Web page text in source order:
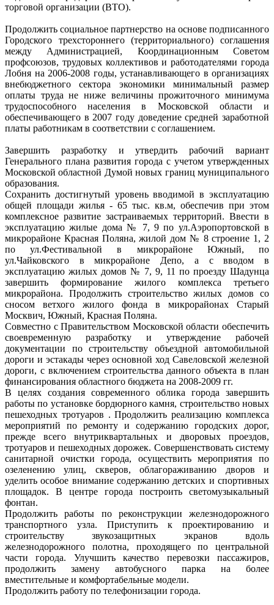
торговой организации (ВТО).
Продолжить социальное партнерство на основе подписанного
Городского трехстороннего (территориального) соглашения
между Администрацией, Координационным Советом
профсоюзов, трудовых коллективов и работодателями города
Лобня на 2006-2008 годы, устанавливающего в организациях
внебюджетного сектора экономики минимальный размер
оплаты труда не ниже величины прожиточного минимума
трудоспособного населения в Московской области и
обеспечивающего в 2007 году доведение средней заработной
платы работникам в соответствии с соглашением.
Завершить разработку и утвердить рабочий вариант
Генерального плана развития города с учетом утвержденных
Московской областной Думой новых границ муниципального
образования.
Сохранить достигнутый уровень вводимой в эксплуатацию
общей площади жилья - 65 тыс. кв.м, обеспечив при этом
комплексное развитие застраиваемых территорий. Ввести в
эксплуатацию жилые дома № 7, 9 по ул.Аэропортовской в
микрорайоне Красная Поляна, жилой дом № 8 строение 1, 2
по ул.Фестивальной в микрорайоне Южный, по
ул.Чайковского в микрорайоне Депо, а с вводом в
эксплуатацию жилых домов № 7, 9, 11 по проезду Шадунца
завершить формирование жилого комплекса третьего
микрорайона. Продолжить строительство жилых домов со
сносом ветхого жилого фонда в микрорайонах Старый
Москвич, Южный, Красная Поляна.
Совместно с Правительством Московской области обеспечить
своевременную разработку и утверждение рабочей
документации по строительству объездной автомобильной
дороги и эстакады через основной ход Савеловской железной
дороги, с включением строительства данного объекта в план
финансирования областного бюджета на 2008-2009 гг.
В целях создания современного облика города завершить
работы по установке бордюрного камня, строительство новых
пешеходных тротуаров . Продолжить реализацию комплекса
мероприятий по ремонту и содержанию городских дорог,
прежде всего внутриквартальных и дворовых проездов,
тротуаров и пешеходных дорожек. Совершенствовать систему
санитарной очистки города, осуществить мероприятия по
озеленению улиц, скверов, облагораживанию дворов и
уделить особое внимание содержанию детских и спортивных
площадок. В центре города построить светомузыкальный
фонтан.
Продолжить работы по реконструкции железнодорожного
транспортного узла. Приступить к проектированию и
строительству звукозащитных экранов вдоль
железнодорожного полотна, проходящего по центральной
части города. Улучшить качество перевозки пассажиров,
продолжить замену автобусного парка на более
вместительные и комфортабельные модели.
Продолжить работу по телефонизации города.